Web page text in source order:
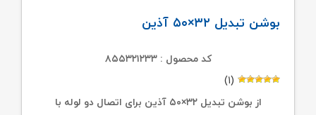
بوشن تبدیل ۳۲×۵۰ آذین
کد محصول : ۸۵۵۳۲۱۲۳۳
(۱)
از بوشن تبدیل ۳۲×۵۰ آذین برای اتصال دو لوله با